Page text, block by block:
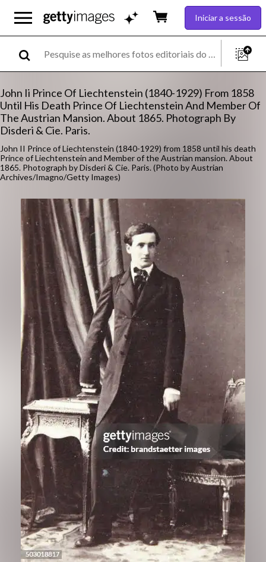
Iniciar a sessão
John Ii Prince Of Liechtenstein (1840-1929) From 1858
Until His Death Prince Of Liechtenstein And Member Of
The Austrian Mansion. About 1865. Photograph By
Disderi & Cie. Paris.
John II Prince of Liechtenstein (1840-1929) from 1858 until his death
Prince of Liechtenstein and Member of the Austrian mansion. About
1865. Photograph by Disderi & Cie. Paris. (Photo by Austrian
Archives/Imagno/Getty Images)